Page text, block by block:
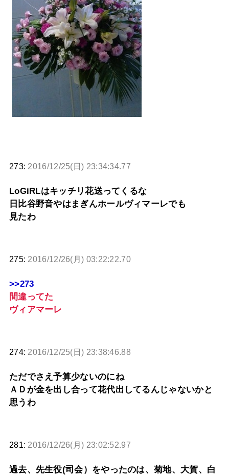
273: 2016/12/25(日) 23:34:34.77
LoGiRLはキッチリ花送ってくるな
日比谷野音やはまぎんホールヴィマーレでも
見たわ
275: 2016/12/26(月) 03:22:22.70
>>273
間違ってた
ヴィアマーレ
274: 2016/12/25(日) 23:38:46.88
ただでさえ予算少ないのにね
ＡＤが金を出し合って花代出してるんじゃないかと
思うわ
281: 2016/12/26(月) 23:02:52.97
過去、先生役(司会）をやったのは、菊地、大賀、白